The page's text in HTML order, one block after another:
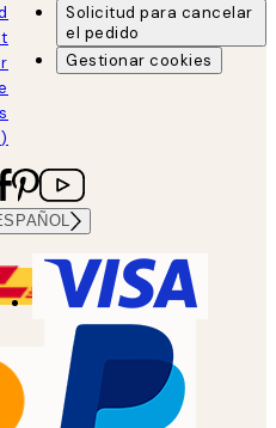
Solicitud para cancelar
el pedido
Gestionar cookies